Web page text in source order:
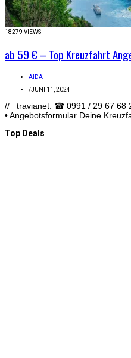
18279 VIEWS
ab 59 € – Top Kreuzfahrt
AIDA
/JUNI 11, 2024
// travianet: ☎ 0991 / 29 67 68
• Angebotsformular Deine
Top Deals